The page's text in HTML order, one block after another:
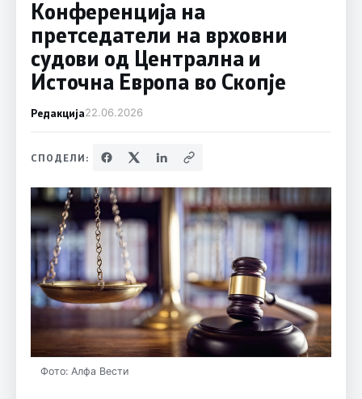
Конференција на
претседатели на врховни
судови од Централна и
Источна Европа во Скопје
Редакција22.06.2026
СПОДЕЛИ:
Фото: Алфа Вести